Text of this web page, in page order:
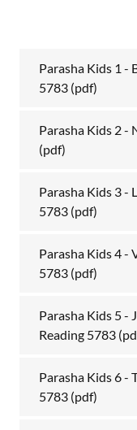
Parasha Kids 1 -
5783 (pdf)
Parasha Kids 2 -
(pdf)
Parasha Kids 3 -
5783 (pdf)
Parasha Kids 4 -
5783 (pdf)
Parasha Kids 5 -
Reading 5783
Parasha Kids 6 -
5783 (pdf)